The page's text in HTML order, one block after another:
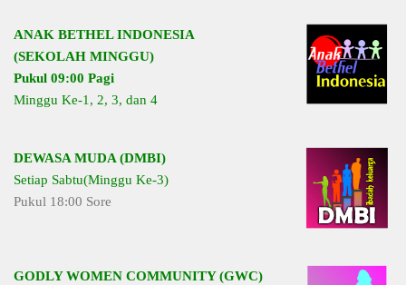
ANAK BETHEL INDONESIA
(SEKOLAH MINGGU)
Pukul 09:00 Pagi
Minggu Ke-1, 2, 3, dan 4
DEWASA MUDA (DMBI)
Setiap Sabtu(Minggu Ke-3)
Pukul 18:00 Sore
GODLY WOMEN COMMUNITY (GWC)